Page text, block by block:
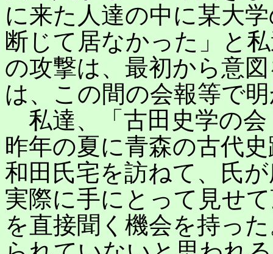
に来た人達の中に某大
断じて居なかった」と
の攻撃は、最初から意
は、この間の会報等で
私達、「古田史学の会
昨年の夏に青森の古代
和田氏宅を訪ねて、氏
実際に手にとって見せ
を直接聞く機会を持っ